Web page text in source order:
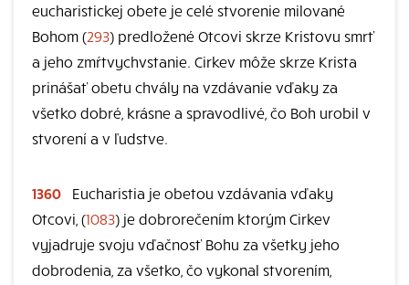
eucharistickej obete je celé stvorenie milované
Bohom (293) predložené Otcovi skrze Kristovu smrť
a jeho zmŕtvychvstanie. Cirkev môže skrze Krista
prinášať obetu chvály na vzdávanie vďaky za
všetko dobré, krásne a spravodlivé, čo Boh urobil v
stvorení a v ľudstve.
1360
Eucharistia je obetou vzdávania vďaky
Otcovi, (1083) je dobrorečením ktorým Cirkev
vyjadruje svoju vďačnosť Bohu za všetky jeho
dobrodenia, za všetko, čo vykonal stvorením,